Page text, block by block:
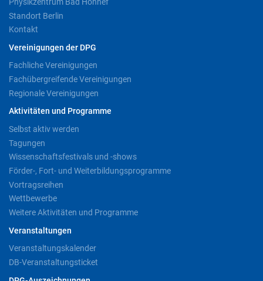
Standort Berlin
Kontakt
Vereinigungen der DPG
Fachliche Vereinigungen
Fachübergreifende Vereinigungen
Regionale Vereinigungen
Aktivitäten und Programme
Selbst aktiv werden
Tagungen
Wissenschaftsfestivals und -shows
Förder-, Fort- und Weiterbildungsprogramme
Vortragsreihen
Wettbewerbe
Weitere Aktivitäten und Programme
Veranstaltungen
Veranstaltungskalender
DB-Veranstaltungsticket